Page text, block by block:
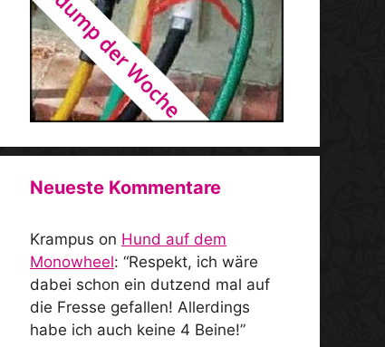
Neueste Kommentare
Krampus on Hund auf dem
Monowheel: “Respekt, ich wäre
dabei schon ein dutzend mal auf
die Fresse gefallen! Allerdings
habe ich auch keine 4 Beine!”